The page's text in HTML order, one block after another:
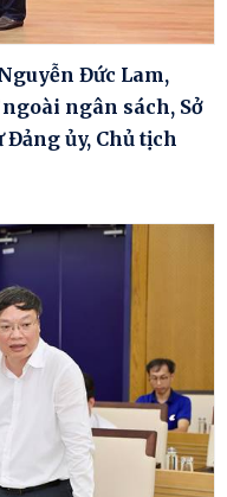
Đức Lam,
ngân sách, Sở
ủy, Chủ tịch